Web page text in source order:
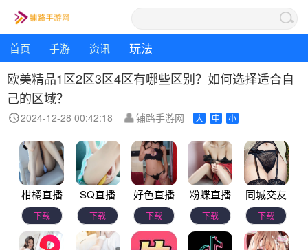
首页 手游 资讯 玩法
欧美精品1区2区3区4区有哪些区别？如何选择适合自
己的区域？
2024-12-28 00:42:18 铺路手游网 大 中 小
柑橘直播
下载
SQ直播
下载
好色直播
下载
粉蝶直播
下载
同城交友
下载